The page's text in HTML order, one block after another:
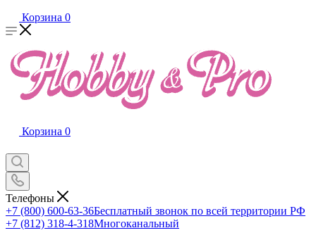
Корзина 0
Корзина 0
Телефоны
+7 (800) 600-63-36Бесплатный звонок по всей территории РФ
+7 (812) 318-4-318Многоканальный